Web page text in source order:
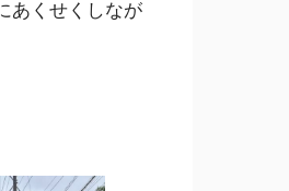
あくせくしなが